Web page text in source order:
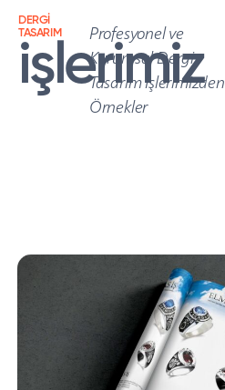
DERGİ
TASARIM
işlerimiz
Profesyonel ve
Kurumsal Dergi
Tasarım İşlerimizden
Örnekler